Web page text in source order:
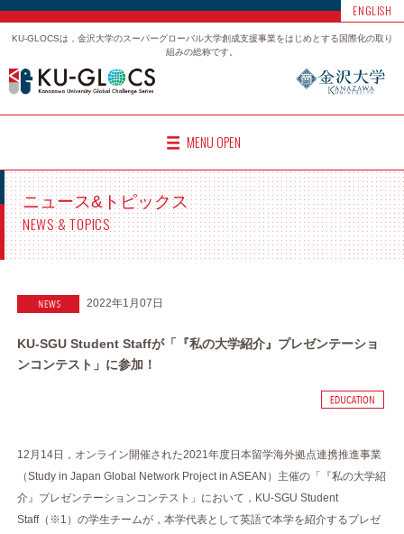
ENGLISH
KU-GLOCSは，金沢大学のスーパーグローバル大学創成支援事業をはじめとする国際化の取り
組みの総称です。
MENU OPEN
ニュース&トピックス
NEWS & TOPICS
2022年1月07日
KU-SGU Student Staffが「『私の大学紹介』プレゼンテーショ
ンコンテスト」に参加！
12月14日，オンライン開催された2021年度日本留学海外拠点連携推進事業
（Study in Japan Global Network Project in ASEAN）主催の「『私の大学紹
介』プレゼンテーションコンテスト」において，KU-SGU Student
Staff（※1）の学生チームが，本学代表として英語で本学を紹介するプレゼ